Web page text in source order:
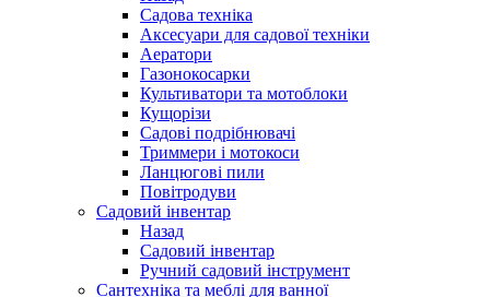
Садова техніка
Аксесуари для садової техніки
Аератори
Газонокосарки
Культиватори та мотоблоки
Кущорізи
Садові подрібнювачі
Триммери і мотокоси
Ланцюгові пили
Повітродуви
Садовий інвентар
Назад
Садовий інвентар
Ручний садовий інструмент
Сантехніка та меблі для ванної